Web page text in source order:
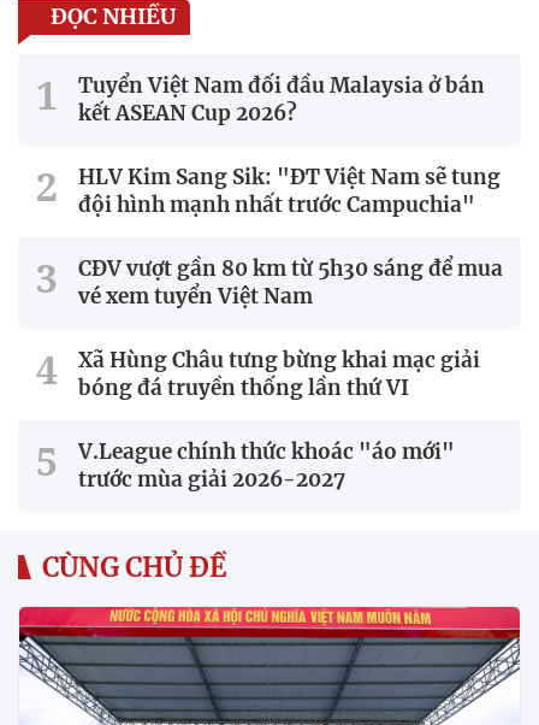
ĐỌC NHIỀU
Tuyển Việt Nam đối đầu Malaysia ở bán
kết ASEAN Cup 2026?
HLV Kim Sang Sik: "ĐT Việt Nam sẽ tung
đội hình mạnh nhất trước Campuchia"
CĐV vượt gần 80 km từ 5h30 sáng để mua
vé xem tuyển Việt Nam
Xã Hùng Châu tưng bừng khai mạc giải
bóng đá truyền thống lần thứ VI
V.League chính thức khoác "áo mới"
trước mùa giải 2026-2027
CÙNG CHỦ ĐỀ